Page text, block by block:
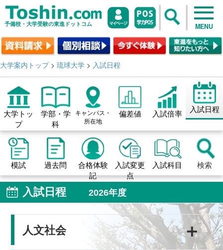
予備校・大学受験の東進ドットコム MENU
大学案内トップ> 琉球大学 > 入試日程
大学トッ
プ
学部・学
科
キャンパス・
所在地
偏差値 入試倍率 入試日程
模試 過去問
合格体験
記
入試変更
点
入試科目 検索
入試日程 2026年度
人文社会 ＋